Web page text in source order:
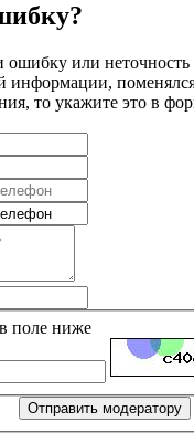
или неточность
информации,
то укажите это в
поле ниже
Отправить модератору